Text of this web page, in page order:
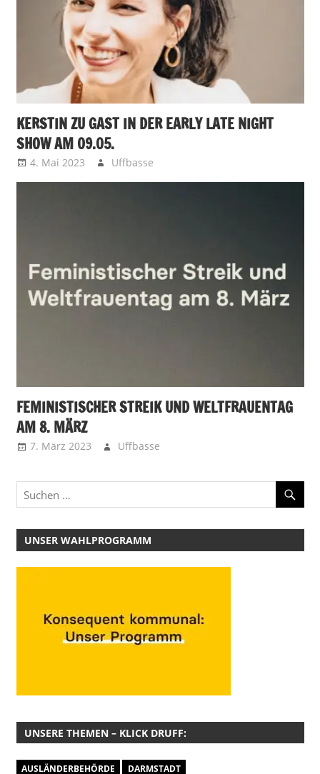
KERSTIN ZU GAST IN DER EARLY LATE NIGHT
SHOW AM 09.05.
4. Mai 2023 Uffbasse
FEMINISTISCHER STREIK UND WELTFRAUENTAG
AM 8. MÄRZ
7. März 2023 Uffbasse
UNSER WAHLPROGRAMM
UNSERE THEMEN – KLICK DRUFF:
AUSLÄNDERBEHÖRDE DARMSTADT